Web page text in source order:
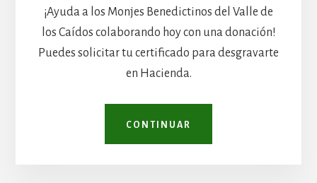
¡Ayuda a los Monjes Benedictinos del Valle de
los Caídos colaborando hoy con una donación!
Puedes solicitar tu certificado para desgravarte
en Hacienda.
CONTINUAR